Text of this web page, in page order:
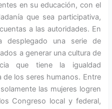
en su educación, con el
que sea participativa,
a las autoridades. En
desplegado una serie de
a generar una cultura de
que tiene la igualdad
los seres humanos. Entre
las mujeres logren
Congreso local y federal,